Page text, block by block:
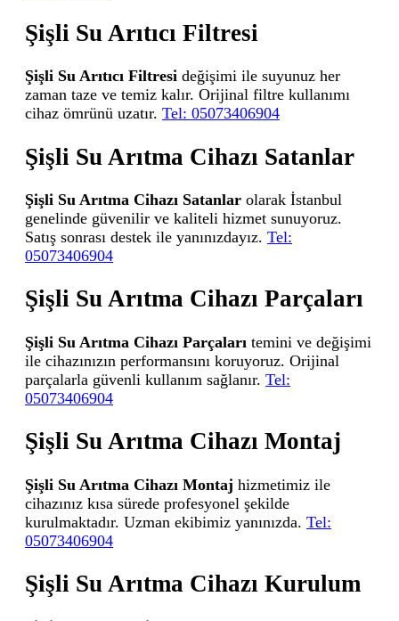
Şişli Su Arıtıcı Filtresi
Şişli Su Arıtıcı Filtresi değişimi ile suyunuz her
zaman taze ve temiz kalır. Orijinal filtre kullanımı
cihaz ömrünü uzatır. Tel: 05073406904
Şişli Su Arıtma Cihazı Satanlar
Şişli Su Arıtma Cihazı Satanlar olarak İstanbul
genelinde güvenilir ve kaliteli hizmet sunuyoruz.
Satış sonrası destek ile yanınızdayız. Tel:
05073406904
Şişli Su Arıtma Cihazı Parçaları
Şişli Su Arıtma Cihazı Parçaları temini ve değişimi
ile cihazınızın performansını koruyoruz. Orijinal
parçalarla güvenli kullanım sağlanır. Tel:
05073406904
Şişli Su Arıtma Cihazı Montaj
Şişli Su Arıtma Cihazı Montaj hizmetimiz ile
cihazınız kısa sürede profesyonel şekilde
kurulmaktadır. Uzman ekibimiz yanınızda. Tel:
05073406904
Şişli Su Arıtma Cihazı Kurulum